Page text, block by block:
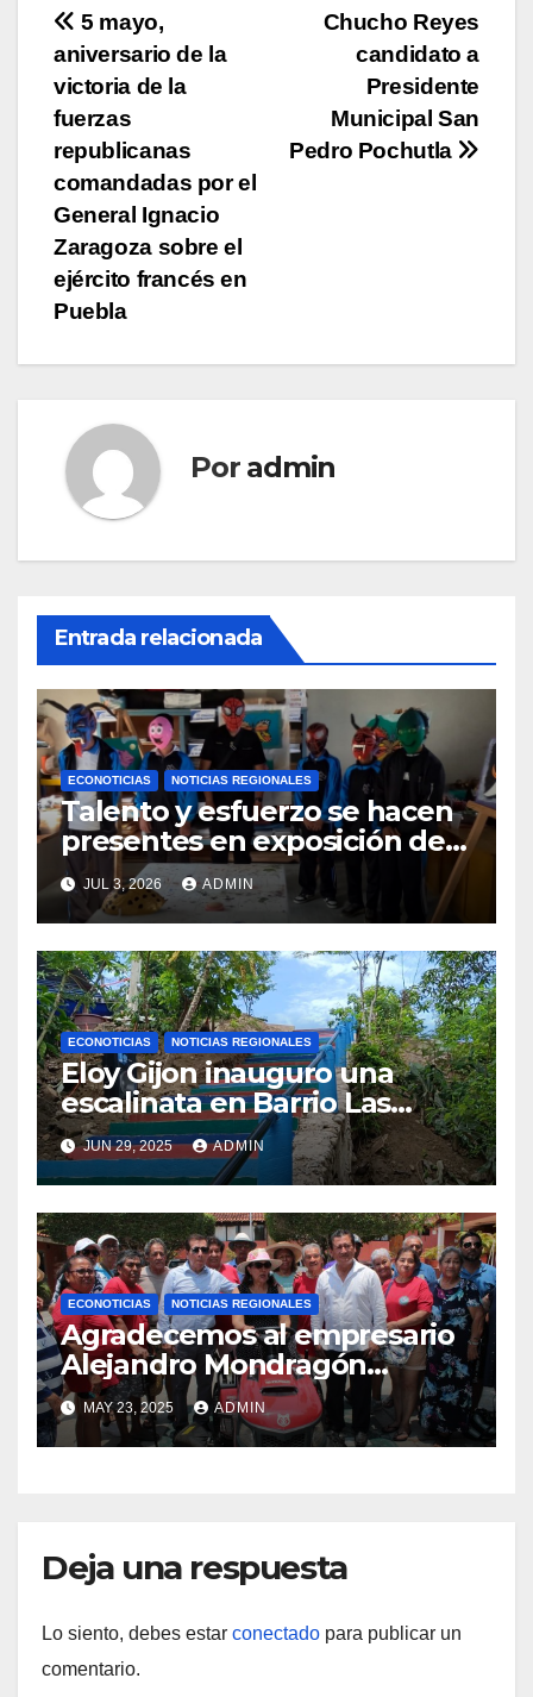
Navegación
de
entradas
Chucho Reyes
candidato a
Presidente
Municipal San
Pedro Pochutla
5 mayo,
aniversario de la
victoria de la
fuerzas
republicanas
comandadas por el
General Ignacio
Zaragoza sobre el
ejército francés en
Puebla
Por admin
Entrada relacionada
ECONOTICIAS NOTICIAS REGIONALES
Talento y esfuerzo se hacen
presentes en exposición de
arte escolar del Cenao
JUL 3, 2026 ADMIN
ECONOTICIAS NOTICIAS REGIONALES
Eloy Gijon inauguro una
escalinata en Barrio Las
Palmas Alto en Barra de
Copalita, San Miguel del
Puerto Oaxaca.
JUN 29, 2025 ADMIN
ECONOTICIAS NOTICIAS REGIONALES
Agradecemos al empresario
Alejandro Mondragón
Velázquez la donación de un
tractor nuevo para podar el
pasto del CIP Huatulco.
MAY 23, 2025 ADMIN
Deja una respuesta
Lo siento, debes estar conectado para publicar un
comentario.